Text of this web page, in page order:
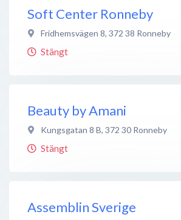
Soft Center Ronneby
Fridhemsvägen 8, 372 38 Ronneby
Stängt
Beauty by Amani
Kungsgatan 8 B, 372 30 Ronneby
Stängt
Assemblin Sverige